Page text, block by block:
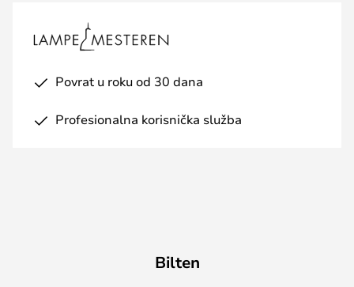
Povrat u roku od 30 dana
Profesionalna korisnička služba
Bilten